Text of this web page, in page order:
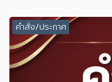
คำสั่ง/ประกาศ